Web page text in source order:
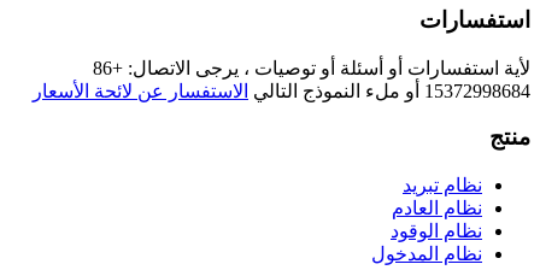
استفسارات
لأية استفسارات أو أسئلة أو توصيات ، يرجى الاتصال: +86
15372998684 أو ملء النموذج التالي
الاستفسار عن لائحة الأسعار
منتج
نظام تبريد
نظام العادم
نظام الوقود
نظام المدخول